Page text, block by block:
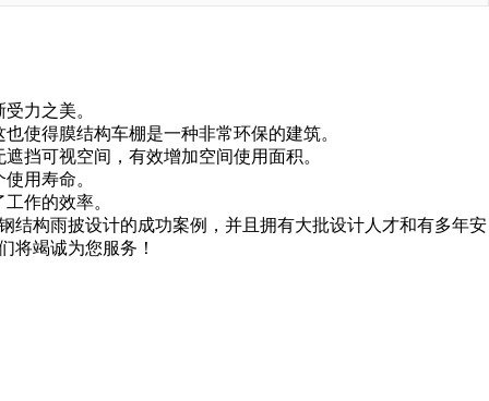
力之美。
使得膜结构车棚是一种非常环保的建筑。
挡可视空间，有效增加空间使用面积。
用寿命。
作的效率。
结构雨披设计的成功案例，并且拥有大批设计人才和有多年安
将竭诚为您服务！